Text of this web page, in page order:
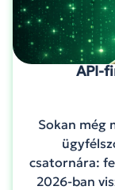
API-
Sokan még
csatornára:
2026-ban